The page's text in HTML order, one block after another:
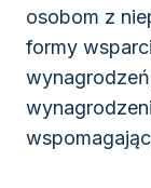
osobom z
formy